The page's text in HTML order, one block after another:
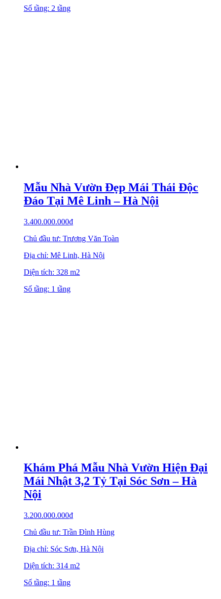
Số tầng: 2 tầng
Mẫu Nhà Vườn Đẹp Mái Thái Độc
Đáo Tại Mê Linh – Hà Nội
3.400.000.000₫
Chủ đầu tư: Trương Văn Toàn
Địa chỉ: Mê Linh, Hà Nội
Diện tích: 328 m2
Số tầng: 1 tầng
Khám Phá Mẫu Nhà Vườn Hiện Đại
Mái Nhật 3,2 Tỷ Tại Sóc Sơn – Hà
Nội
3.200.000.000₫
Chủ đầu tư: Trần Đình Hùng
Địa chỉ: Sóc Sơn, Hà Nội
Diện tích: 314 m2
Số tầng: 1 tầng